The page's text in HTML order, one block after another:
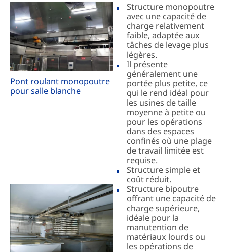
Pont roulant monopoutre
pour salle blanche
Structure monopoutre
avec une capacité de
charge relativement
faible, adaptée aux
tâches de levage plus
légères.
Il présente
généralement une
portée plus petite, ce
qui le rend idéal pour
les usines de taille
moyenne à petite ou
pour les opérations
dans des espaces
confinés où une plage
de travail limitée est
requise.
Structure simple et
coût réduit.
Structure bipoutre
offrant une capacité de
charge supérieure,
idéale pour la
manutention de
matériaux lourds ou
les opérations de